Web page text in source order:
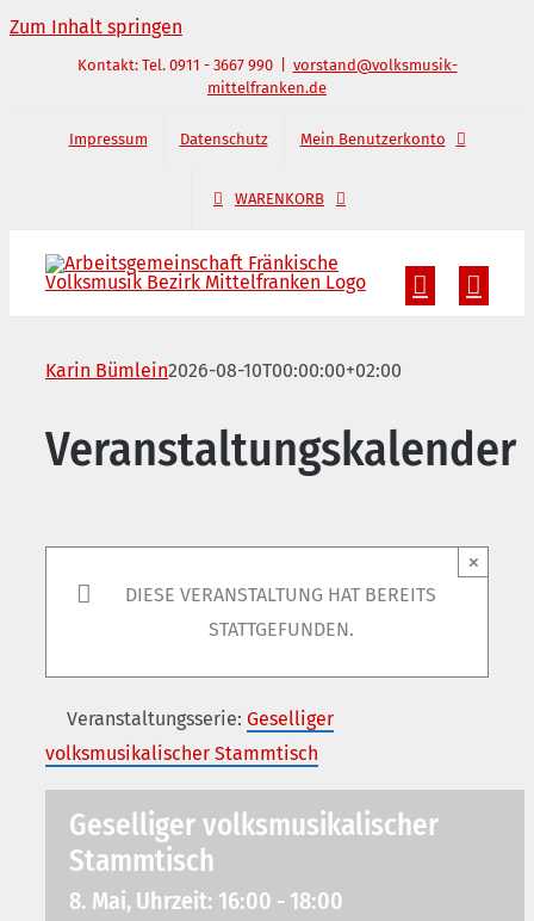
Zum Inhalt springen
Kontakt: Tel. 0911 - 3667 990
vorstand@volksmusik-
mittelfranken.de
Impressum Datenschutz Mein Benutzerkonto
WARENKORB
Karin Bümlein2026-08-10T00:00:00+02:00
Veranstaltungskalender
DIESE VERANSTALTUNG HAT BEREITS
STATTGEFUNDEN.
×
Veranstaltungsserie: Geselliger
volksmusikalischer Stammtisch
Geselliger volksmusikalischer
Stammtisch
8. Mai, Uhrzeit: 16:00 - 18:00